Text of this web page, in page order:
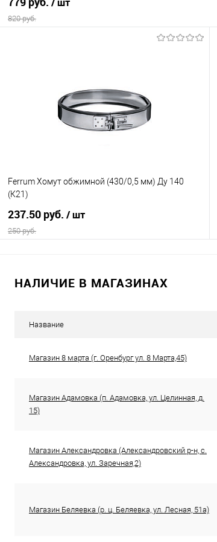
820 руб.
В избранное
В наличии
Ferrum Хомут обжимной (430/0,5 мм) Ду 140
(К21)
237.50 руб. / шт
250 руб.
НАЛИЧИЕ В МАГАЗИНАХ
Название
Магазин 8 марта (г. Оренбург ул. 8 Марта,45)
Магазин Адамовка (п. Адамовка, ул. Целинная, д.
15)
Магазин Александровка (Александровский р-н, с.
Александровка, ул. Заречная,2)
Магазин Беляевка (р. ц. Беляевка, ул. Лесная, 51а)